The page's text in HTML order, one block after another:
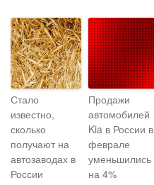
Стало
известно,
сколько
получают на
автозаводах в
России
Продажи
автомобилей
Kia в России в
феврале
уменьшились
на 4%